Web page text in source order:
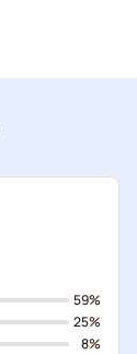
59%
25%
8%